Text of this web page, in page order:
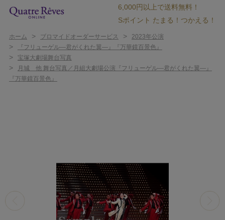
6,000円以上で送料無料！
Sポイント たまる！つかえる！
ホーム > ブロマイドオーダーサービス > 2023年公演
> 『フリューゲル―君がくれた翼―』『万華鏡百景色』
> 宝塚大劇場舞台写真
>
月城 他 舞台写真／月組大劇場公演『フリューゲル―君がくれた翼―』
『万華鏡百景色』